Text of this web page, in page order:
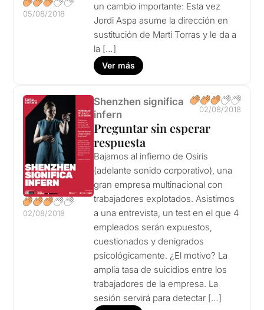
05/08/2018
un cambio importante: Esta vez
Jordi Aspa asume la dirección en
sustitución de Martí Torras y le da a
la […]
Ver más
02/08/2018
Shenzhen significa
infern
02/08/2018
Preguntar sin esperar
respuesta
Bajamos al infierno de Osiris
(adelante sonido corporativo), una
gran empresa multinacional con
trabajadores explotados. Asistimos
a una entrevista, un test en el que 4
empleados serán expuestos,
cuestionados y denigrados
psicológicamente. ¿El motivo? La
amplia tasa de suicidios entre los
trabajadores de la empresa. La
sesión servirá para detectar […]